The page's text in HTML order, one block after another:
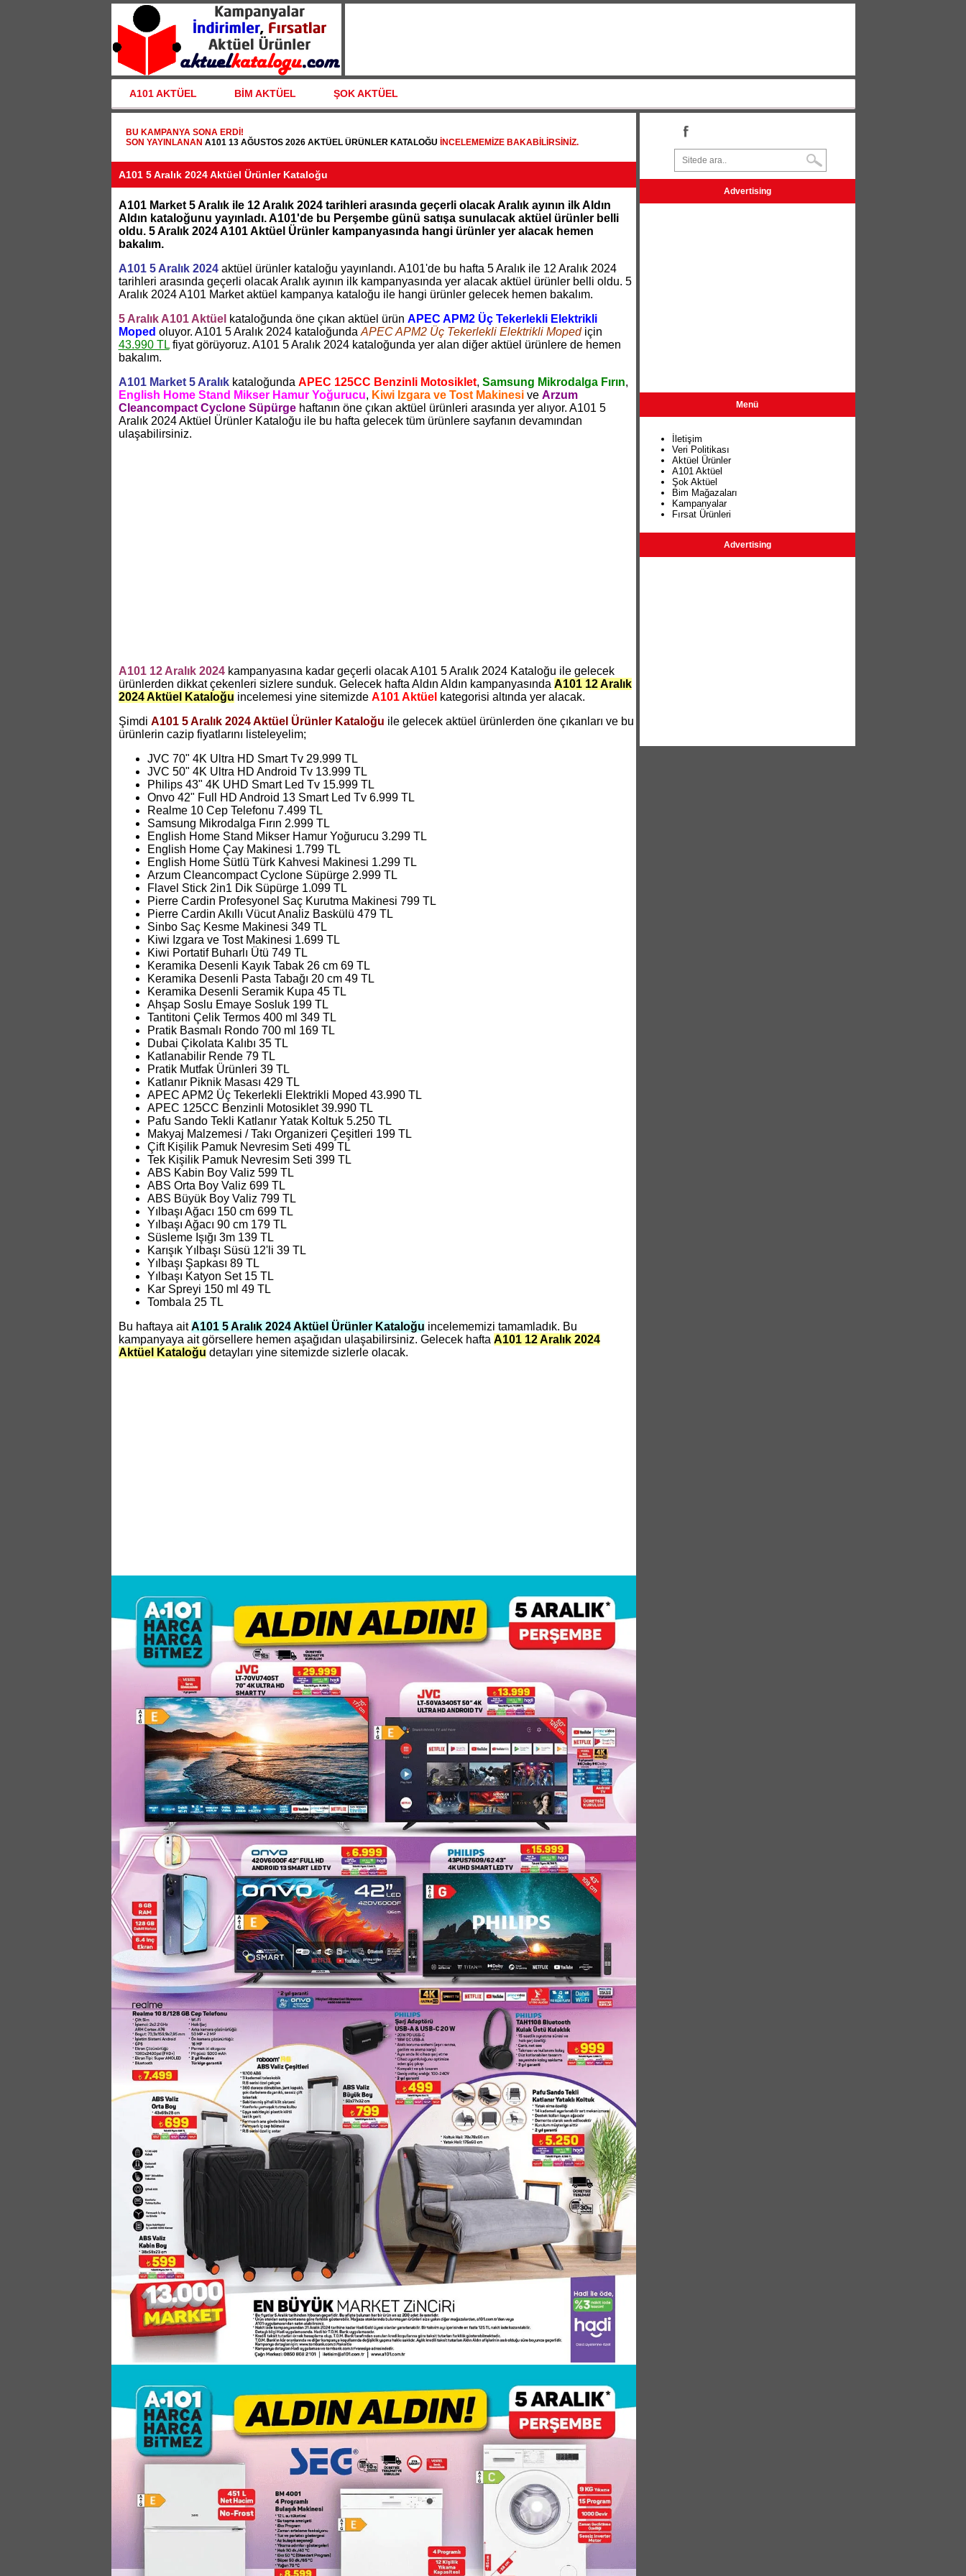
A101 AKTÜEL BİM AKTÜEL ŞOK AKTÜEL
BU KAMPANYA SONA ERDI!
SON YAYINLANAN A101 13 AĞUSTOS 2026 AKTÜEL ÜRÜNLER KATALOĞU INCELEMEMIZE BAKABILIRSINIZ.
A101 5 Aralık 2024 Aktüel Ürünler Kataloğu
A101 Market 5 Aralık ile 12 Aralık 2024 tarihleri arasında geçerli olacak Aralık ayının ilk Aldın
Aldın kataloğunu yayınladı. A101'de bu Perşembe günü satışa sunulacak aktüel ürünler belli
oldu. 5 Aralık 2024 A101 Aktüel Ürünler kampanyasında hangi ürünler yer alacak hemen
bakalım.
A101 5 Aralık 2024aktüel ürünler kataloğu yayınlandı. A101'de bu hafta 5 Aralık ile 12 Aralık 2024
tarihleri arasında geçerli olacak Aralık ayının ilk kampanyasında yer alacak aktüel ürünler belli oldu. 5
Aralık 2024 A101 Market aktüel kampanya kataloğu ile hangi ürünler gelecek hemen bakalım.
5 Aralık A101 Aktüel kataloğunda öne çıkan aktüel ürün APEC APM2 Üç Tekerlekli Elektrikli
Moped oluyor. A101 5 Aralık 2024 kataloğunda APEC APM2 Üç Tekerlekli Elektrikli Mopediçin
43.990 TLfiyat görüyoruz. A101 5 Aralık 2024 kataloğunda yer alan diğer aktüel ürünlere de hemen
bakalım.
A101 Market 5 Aralıkkataloğunda APEC 125CC Benzinli Motosiklet, Samsung Mikrodalga Fırın,
English Home Stand Mikser Hamur Yoğurucu, Kiwi Izgara ve Tost Makinesive Arzum
Cleancompact Cyclone Süpürgehaftanın öne çıkan aktüel ürünleri arasında yer alıyor. A101 5
Aralık 2024 Aktüel Ürünler Kataloğu ile bu hafta gelecek tüm ürünlere sayfanın devamından
ulaşabilirsiniz.
A101 12 Aralık 2024kampanyasına kadar geçerli olacak A101 5 Aralık 2024 Kataloğu ile gelecek
ürünlerden dikkat çekenleri sizlere sunduk. Gelecek hafta Aldın Aldın kampanyasında A101 12 Aralık
2024 Aktüel Kataloğu incelemesi yine sitemizde A101 Aktüel kategorisi altında yer alacak.
Şimdi A101 5 Aralık 2024 Aktüel Ürünler Kataloğu ile gelecek aktüel ürünlerden öne çıkanları ve bu
ürünlerin cazip fiyatlarını listeleyelim;
JVC 70" 4K Ultra HD Smart Tv 29.999 TL
JVC 50" 4K Ultra HD Android Tv 13.999 TL
Philips 43" 4K UHD Smart Led Tv 15.999 TL
Onvo 42" Full HD Android 13 Smart Led Tv 6.999 TL
Realme 10 Cep Telefonu 7.499 TL
Samsung Mikrodalga Fırın 2.999 TL
English Home Stand Mikser Hamur Yoğurucu 3.299 TL
English Home Çay Makinesi 1.799 TL
English Home Sütlü Türk Kahvesi Makinesi 1.299 TL
Arzum Cleancompact Cyclone Süpürge 2.999 TL
Flavel Stick 2in1 Dik Süpürge 1.099 TL
Pierre Cardin Profesyonel Saç Kurutma Makinesi 799 TL
Pierre Cardin Akıllı Vücut Analiz Baskülü 479 TL
Sinbo Saç Kesme Makinesi 349 TL
Kiwi Izgara ve Tost Makinesi 1.699 TL
Kiwi Portatif Buharlı Ütü 749 TL
Keramika Desenli Kayık Tabak 26 cm 69 TL
Keramika Desenli Pasta Tabağı 20 cm 49 TL
Keramika Desenli Seramik Kupa 45 TL
Ahşap Soslu Emaye Sosluk 199 TL
Tantitoni Çelik Termos 400 ml 349 TL
Pratik Basmalı Rondo 700 ml 169 TL
Dubai Çikolata Kalıbı 35 TL
Katlanabilir Rende 79 TL
Pratik Mutfak Ürünleri 39 TL
Katlanır Piknik Masası 429 TL
APEC APM2 Üç Tekerlekli Elektrikli Moped 43.990 TL
APEC 125CC Benzinli Motosiklet 39.990 TL
Pafu Sando Tekli Katlanır Yatak Koltuk 5.250 TL
Makyaj Malzemesi / Takı Organizeri Çeşitleri 199 TL
Çift Kişilik Pamuk Nevresim Seti 499 TL
Tek Kişilik Pamuk Nevresim Seti 399 TL
ABS Kabin Boy Valiz 599 TL
ABS Orta Boy Valiz 699 TL
ABS Büyük Boy Valiz 799 TL
Yılbaşı Ağacı 150 cm 699 TL
Yılbaşı Ağacı 90 cm 179 TL
Süsleme Işığı 3m 139 TL
Karışık Yılbaşı Süsü 12'li 39 TL
Yılbaşı Şapkası 89 TL
Yılbaşı Katyon Set 15 TL
Kar Spreyi 150 ml 49 TL
Tombala 25 TL
Bu haftaya aitA101 5 Aralık 2024 Aktüel Ürünler Kataloğu incelememizi tamamladık. Bu
kampanyaya ait görsellere hemen aşağıdan ulaşabilirsiniz. Gelecek hafta A101 12 Aralık 2024
Aktüel Kataloğu detayları yine sitemizde sizlerle olacak.
Advertising
Menü
İletişim
Veri Politikası
Aktüel Ürünler
A101 Aktüel
Şok Aktüel
Bim Mağazaları
Kampanyalar
Fırsat Ürünleri
Advertising